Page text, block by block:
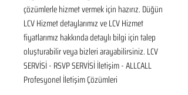
çözümlerle hizmet vermek için hazırız. Düğün
LCV Hizmet detaylarımız ve LCV Hizmet
fiyatlarımız hakkında detaylı bilgi için talep
oluşturabilir veya bizleri arayabilirsiniz. LCV
SERVİSİ - RSVP SERVİSİ İletişim - ALLCALL
Profesyonel İletişim Çözümleri